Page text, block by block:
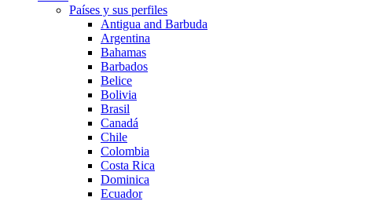
Países y sus perfiles
Antigua and Barbuda
Argentina
Bahamas
Barbados
Belice
Bolivia
Brasil
Canadá
Chile
Colombia
Costa Rica
Dominica
Ecuador